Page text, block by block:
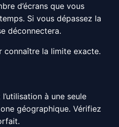
d’écrans que vous
Si vous dépassez la
déconnectera.
la limite exacte.
à une seule
géographique. Vérifiez